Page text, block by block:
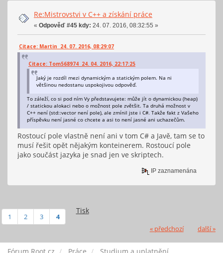
Re:Mistrovstvi v C++ a získání práce
« Odpověď #45 kdy: 24. 07. 2016, 08:32:55 »
Citace: Martin 24. 07. 2016, 08:29:07
Citace: Tom568974 24. 04. 2016, 22:17:25
Jaký je rozdíl mezi dynamickým a statickým polem. Na ni
většinou nedostanu uspokojivou odpověď.
To záleží, co si pod ním Vy představujete: může jít o dynamickou (heap)
/ statickou alokaci nebo o možnost pole zvětšit. Ta druhá možnost v
C++ není (std::vector není pole), ale zmínil jste i C#. Takže fakt z Vašeho
příspěvku není jasné co chcete a asi to není jasné ani uchazečům.
Rostoucí pole vlastně není ani v tom C# a Javě, tam se to
musí řešit opět nějakým konteinerem. Rostoucí pole
jako součást jazyka je snad jen ve skriptech.
IP zaznamenána
Tisk
1 2 3 4
« předchozí další »
Fórum Root.cz Práce Studium a uplatnění